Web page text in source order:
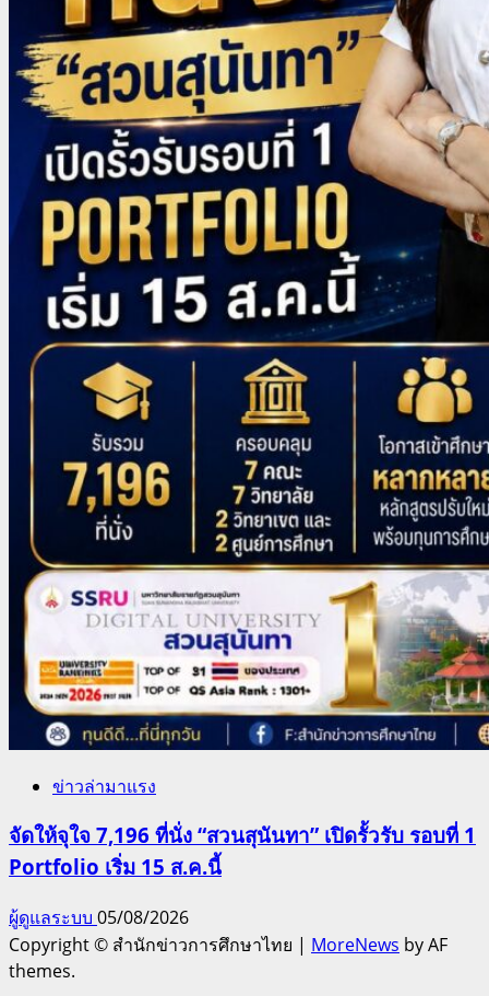
ข่าวล่ามาแรง
จัดให้จุใจ 7,196 ที่นั่ง “สวนสุนันทา” เปิดรั้วรับ รอบที่ 1
Portfolio เริ่ม 15 ส.ค.นี้
ผู้ดูแลระบบ 05/08/2026
Copyright © สำนักข่าวการศึกษาไทย | MoreNews by AF
themes.